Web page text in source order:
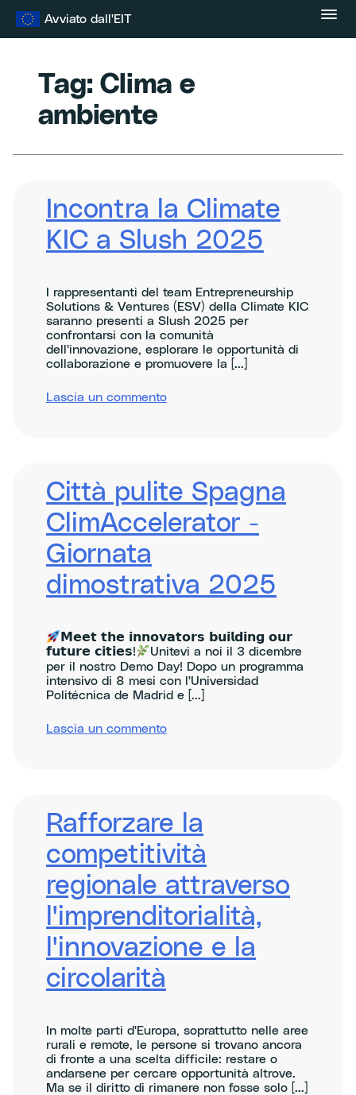
Avviato dall'EIT
Tag: Clima e
ambiente
Incontra la Climate
KIC a Slush 2025
I rappresentanti del team Entrepreneurship
Solutions & Ventures (ESV) della Climate KIC
saranno presenti a Slush 2025 per
confrontarsi con la comunità
dell'innovazione, esplorare le opportunità di
collaborazione e promuovere la [...]
Lascia un commentosu
2025
Città pulite Spagna
ClimAccelerator -
Giornata
dimostrativa 2025
𝗠𝗲𝗲𝘁 𝘁𝗵𝗲 𝗶𝗻𝗻𝗼𝘃𝗮𝘁𝗼𝗿𝘀 𝗯𝘂𝗶𝗹𝗱𝗶𝗻𝗴 𝗼𝘂𝗿
𝗳𝘂𝘁𝘂𝗿𝗲 𝗰𝗶𝘁𝗶𝗲𝘀!
Unitevi a noi il 3 dicembre
per il nostro Demo Day! Dopo un programma
intensivo di 8 mesi con l'Universidad
Politécnica de Madrid e [...]
Lascia un commentosu
Demo
Day
2025
Rafforzare la
competitività
regionale attraverso
l'imprenditorialità,
l'innovazione e la
circolarità
In molte parti d'Europa, soprattutto nelle aree
rurali e remote, le persone si trovano ancora
di fronte a una scelta difficile: restare o
andarsene per cercare opportunità altrove.
Ma se il diritto di rimanere non fosse solo [...]